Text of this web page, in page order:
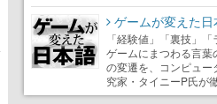
ゲームが変えた日
「経験値」「裏技」
ゲームにまつわる言葉
の変遷を、コンピュー
究家・タイニーP氏が